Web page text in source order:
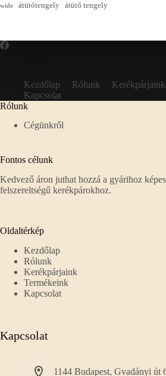
wide
átütőtengely átütő tengely
Kezdőlap Rólunk Kerékpárjaink
Kapcsolat
Rólunk
Cégünkről
Fontos célunk
Kedvező áron juthat hozzá a gyárihoz
felszereltségű kerékpárokhoz.
Oldaltérkép
Kezdőlap
Rólunk
Kerékpárjaink
Termékeink
Kapcsolat
Kapcsolat
1144 Budapest, Gvadányi út